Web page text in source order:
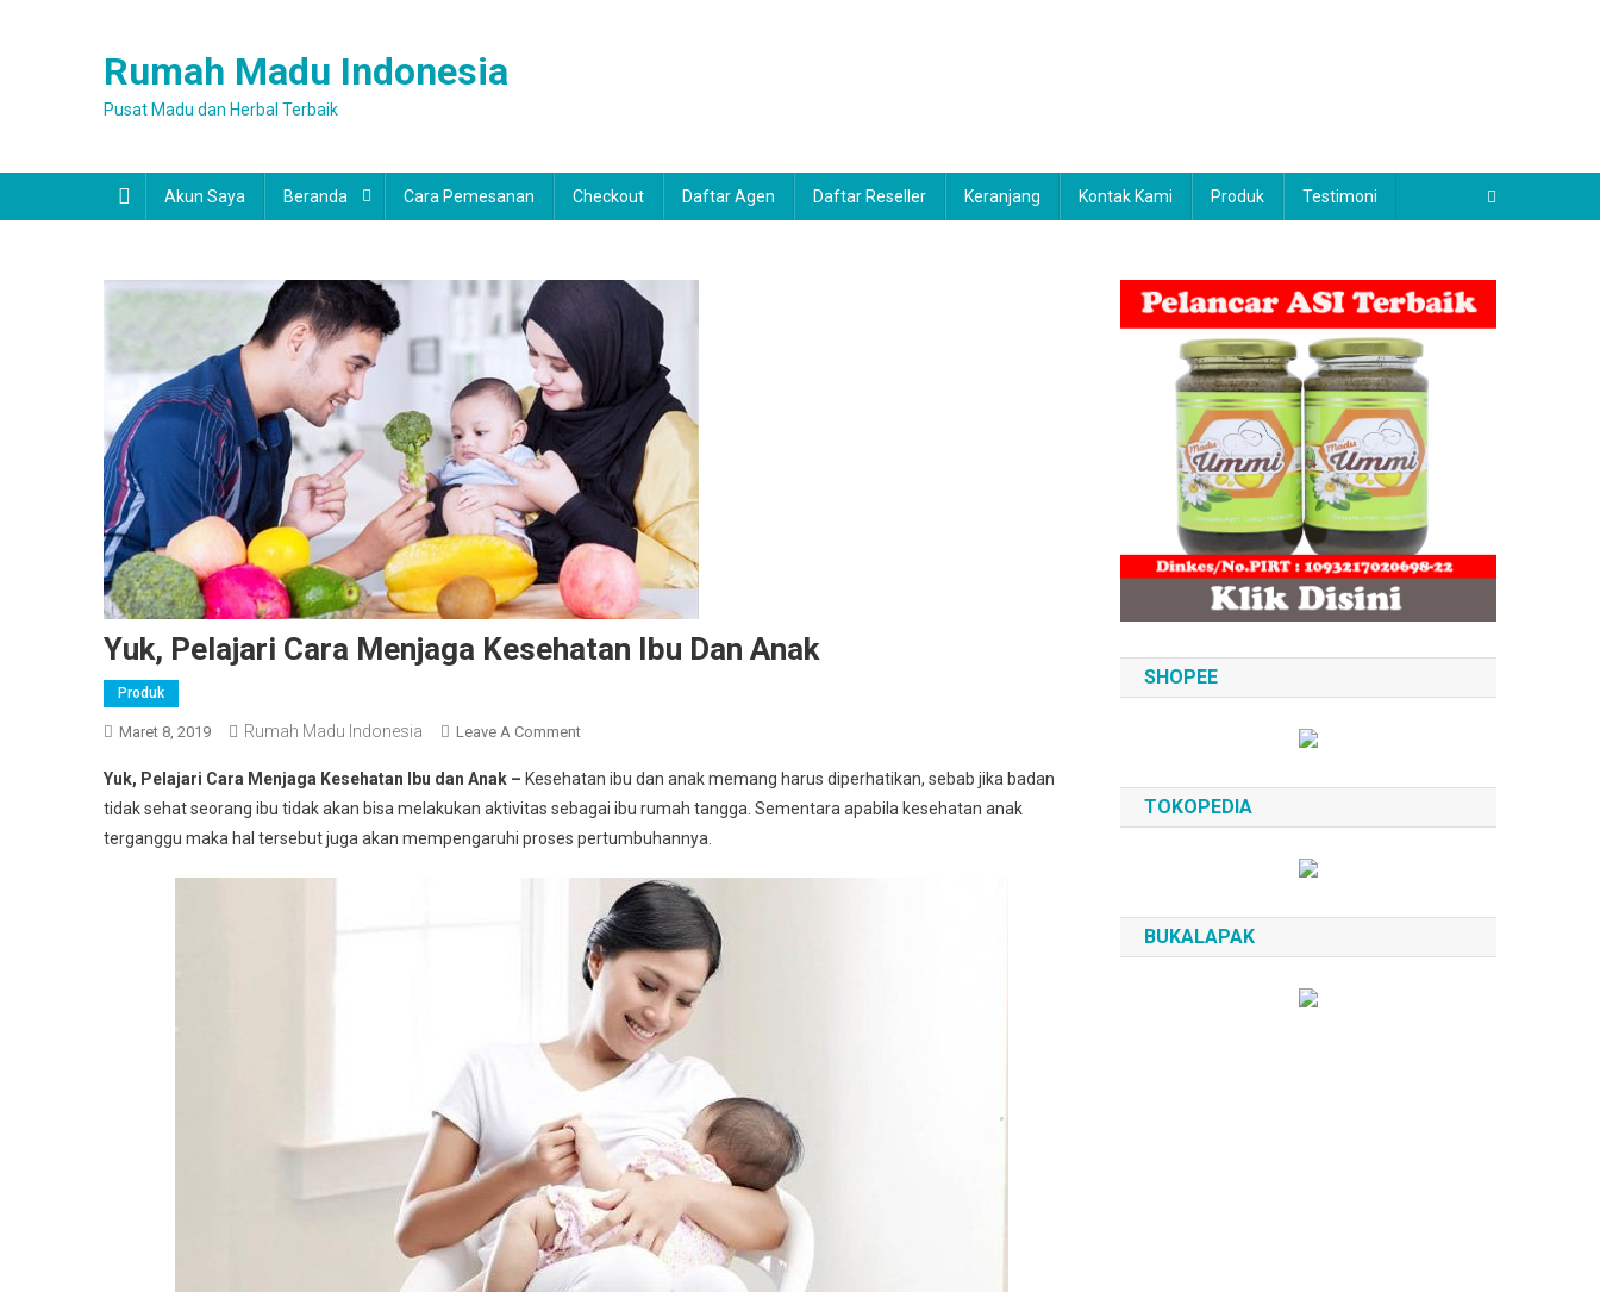
Rumah Madu Indonesia
Pusat Madu dan Herbal Terbaik
Akun Saya Beranda Cara Pemesanan Checkout Daftar Agen Daftar Reseller Keranjang Kontak Kami Produk Testimoni
Yuk, Pelajari Cara Menjaga Kesehatan Ibu Dan Anak
Produk
Maret 8, 2019 Rumah Madu Indonesia Leave A CommentOn
Pelajari
Cara
Menjaga
Dan
Anak
Yuk, Pelajari Cara Menjaga Kesehatan Ibu dan Anak – Kesehatan ibu dan anak memang harus diperhatikan, sebab jika badan
tidak sehat seorang ibu tidak akan bisa melakukan aktivitas sebagai ibu rumah tangga. Sementara apabila kesehatan anak
terganggu maka hal tersebut juga akan mempengaruhi proses pertumbuhannya.
SHOPEE
TOKOPEDIA
BUKALAPAK